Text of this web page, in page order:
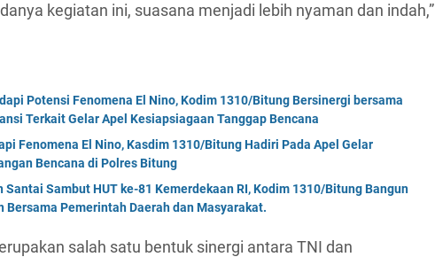
kegiatan ini, suasana menjadi lebih nyaman dan indah,”
Potensi Fenomena El Nino, Kodim 1310/Bitung Bersinergi bersama
Terkait Gelar Apel Kesiapsiagaan Tanggap Bencana
Fenomena El Nino, Kasdim 1310/Bitung Hadiri Pada Apel Gelar
Bencana di Polres Bitung
Sambut HUT ke-81 Kemerdekaan RI, Kodim 1310/Bitung Bangun
Bersama Pemerintah Daerah dan Masyarakat.
salah satu bentuk sinergi antara TNI dan